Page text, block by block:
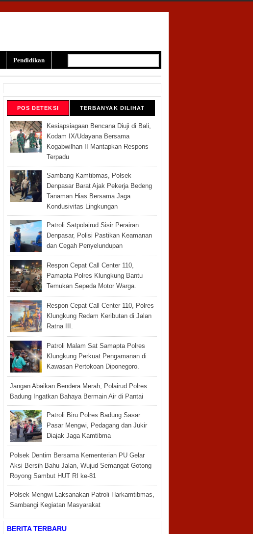
Pendidikan
POS DETEKSI TERBANYAK DILIHAT
Kesiapsiagaan Bencana Diuji di Bali,
Kodam IX/Udayana Bersama
Kogabwilhan II Mantapkan Respons
Terpadu
Sambang Kamtibmas, Polsek
Denpasar Barat Ajak Pekerja Bedeng
Tanaman Hias Bersama Jaga
Kondusivitas Lingkungan
Patroli Satpolairud Sisir Perairan
Denpasar, Polisi Pastikan Keamanan
dan Cegah Penyelundupan
Respon Cepat Call Center 110,
Pamapta Polres Klungkung Bantu
Temukan Sepeda Motor Warga.
Respon Cepat Call Center 110, Polres
Klungkung Redam Keributan di Jalan
Ratna III.
Patroli Malam Sat Samapta Polres
Klungkung Perkuat Pengamanan di
Kawasan Pertokoan Diponegoro.
Jangan Abaikan Bendera Merah, Polairud Polres
Badung Ingatkan Bahaya Bermain Air di Pantai
Patroli Biru Polres Badung Sasar
Pasar Mengwi, Pedagang dan Jukir
Diajak Jaga Kamtibma
Polsek Dentim Bersama Kementerian PU Gelar
Aksi Bersih Bahu Jalan, Wujud Semangat Gotong
Royong Sambut HUT RI ke-81
Polsek Mengwi Laksanakan Patroli Harkamtibmas,
Sambangi Kegiatan Masyarakat
BERITA TERBARU